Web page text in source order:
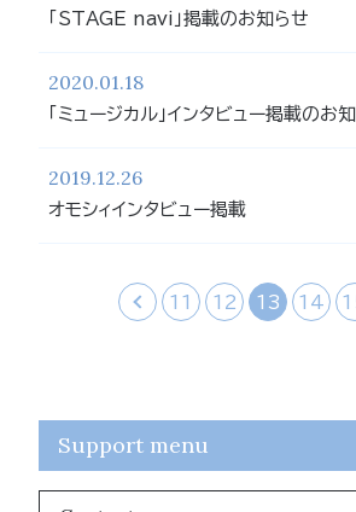
「STAGE navi」掲載のお知らせ
2020.01.18
「ミュージカル」インタビュー掲載のお
2019.12.26
オモシィインタビュー掲載
‹ 11 12 13 14
Support menu